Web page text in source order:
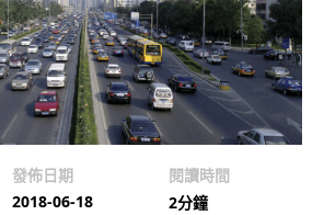
發佈日期
2018-06-18
閱讀時間
2分鐘